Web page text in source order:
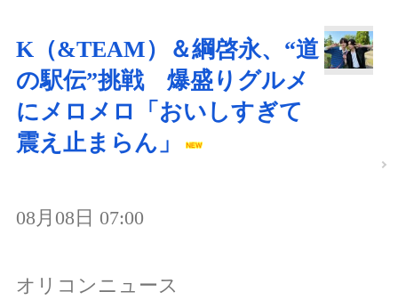
K（&TEAM）＆綱啓永、“道
の駅伝”挑戦 爆盛りグルメ
にメロメロ「おいしすぎて
震え止まらん」
08月08日 07:00
オリコンニュース